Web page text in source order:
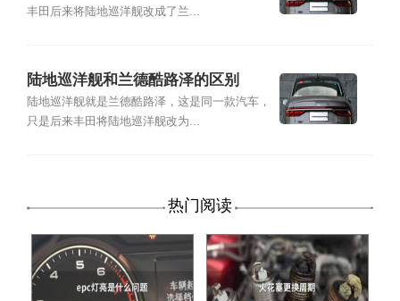
丰田后来将陆地巡洋舰改成了兰...
陆地巡洋舰和兰德酷路泽的区别
陆地巡洋舰就是兰德酷路泽，这是同一款汽车，
只是后来丰田将陆地巡洋舰改为...
热门阅读